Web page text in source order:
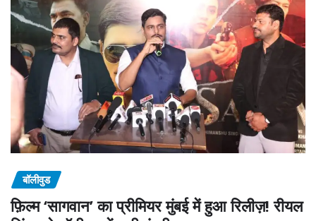
बॉलीवुड
फ़िल्म ‘सागवान’ का प्रीमियर मुंबई में हुआ रिलीज़! रीयल